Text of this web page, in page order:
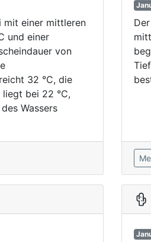
mit einer mittleren
und einer
von
32 °C, die
bei 22 °C,
Wassers